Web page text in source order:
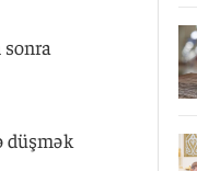
düşmək